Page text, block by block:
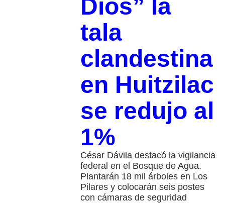
Dios” la
tala
clandestina
en Huitzilac
se redujo al
1%
César Dávila destacó la vigilancia
federal en el Bosque de Agua.
Plantarán 18 mil árboles en Los
Pilares y colocarán seis postes
con cámaras de seguridad